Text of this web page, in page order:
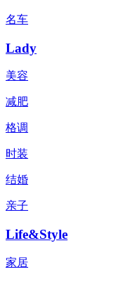
名车
Lady
美容
减肥
格调
时装
结婚
亲子
Life&Style
家居